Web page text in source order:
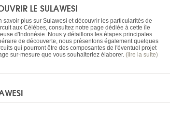
LE SULAWESI
savoir plus sur Sulawesi et découvrir les particularités de
aux Célèbes, consultez notre page dédiée à cette île
d'Indonésie. Nous y détaillons les étapes principales
de découverte, nous présentons également quelques
qui pourront être des composantes de l'éventuel projet
sur-mesure que vous souhaiteriez élaborer. (lire la suite)